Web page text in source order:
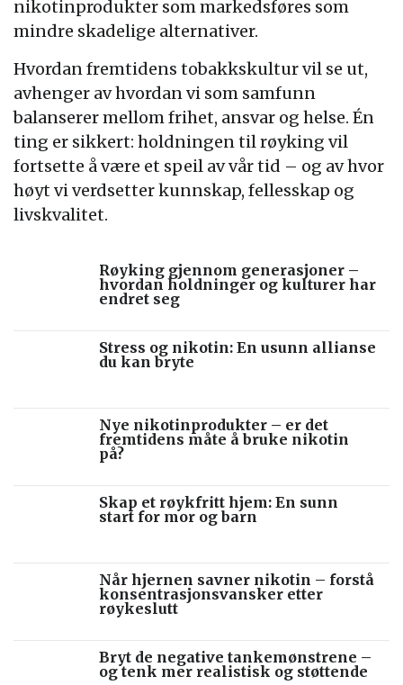
nikotinprodukter som markedsføres som
mindre skadelige alternativer.
Hvordan fremtidens tobakkskultur vil se ut,
avhenger av hvordan vi som samfunn
balanserer mellom frihet, ansvar og helse. Én
ting er sikkert: holdningen til røyking vil
fortsette å være et speil av vår tid – og av hvor
høyt vi verdsetter kunnskap, fellesskap og
livskvalitet.
Røyking gjennom generasjoner –
hvordan holdninger og kulturer har
endret seg
Stress og nikotin: En usunn allianse
du kan bryte
Nye nikotinprodukter – er det
fremtidens måte å bruke nikotin
på?
Skap et røykfritt hjem: En sunn
start for mor og barn
Når hjernen savner nikotin – forstå
konsentrasjonsvansker etter
røykeslutt
Bryt de negative tankemønstrene –
og tenk mer realistisk og støttende